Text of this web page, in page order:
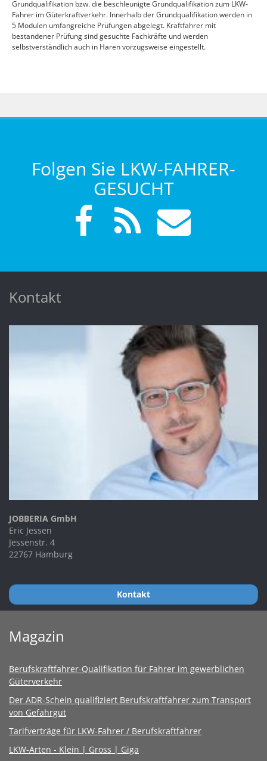
Grundqualifikation bzw. die beschleunigte Grundqualifikation zum LKW-
Fahrer im Güterkraftverkehr. Innerhalb der Grundqualifikation werden in
5 Modulen umfangreiche Prüfungen abgelegt. Kraftfahrer mit
bestandener Prüfung sind gesuchte Fachkräfte und werden
selbstverständlich auch in Haren vorzugsweise eingestellt.
Folgen Sie LKW-FAHRER-
GESUCHT
Kontakt
JOBBERIA GmbH
Eric Jessen
Jessenstr. 4
22767 Hamburg
Kontakt
Magazin
Berufskraftfahrer-Qualifikation für Fahrer im gewerblichen
Güterverkehr
Der ADR-Schein qualifiziert Berufskraftfahrer zum Transport
von Gefahrgut
Tarifverträge für LKW-Fahrer / Berufskraftfahrer
LKW-Arten - Klein | Gross | Giga